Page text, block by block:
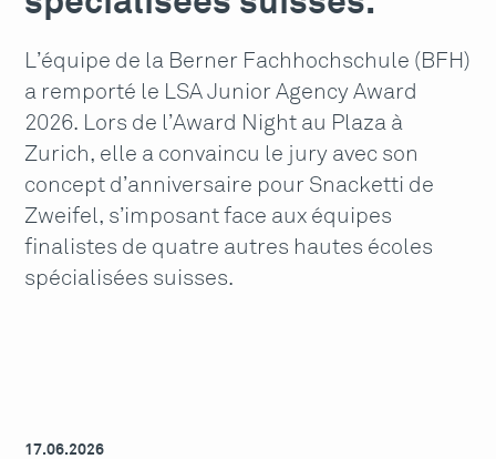
L’équipe de la Berner Fachhochschule (BFH)
a remporté le LSA Junior Agency Award
2026. Lors de l’Award Night au Plaza à
Zurich, elle a convaincu le jury avec son
concept d’anniversaire pour Snacketti de
Zweifel, s’imposant face aux équipes
finalistes de quatre autres hautes écoles
spécialisées suisses.
17.06.2026